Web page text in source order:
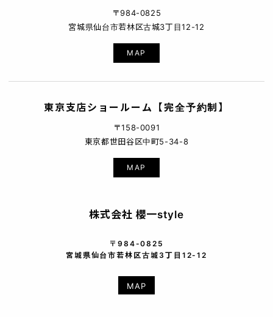
〒984-0825
宮城県仙台市若林区古城3丁目12-12
MAP
東京支店ショールーム【完全予約制】
〒158-0091
東京都世田谷区中町5-34-8
MAP
株式会社 櫻一style
〒984-0825
宮城県仙台市若林区古城3丁目12-12
MAP